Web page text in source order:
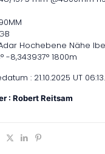
Hochebene Nähe
-8,343937° 1800m
: 21.10.2025 UT
: Robert Reitsam